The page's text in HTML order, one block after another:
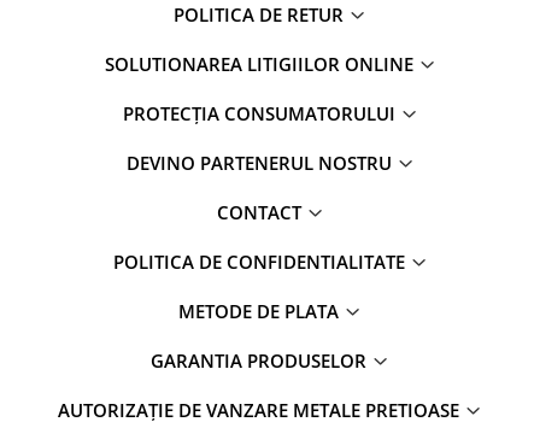
POLITICA DE RETUR
SOLUTIONAREA LITIGIILOR ONLINE
PROTECȚIA CONSUMATORULUI
DEVINO PARTENERUL NOSTRU
CONTACT
POLITICA DE CONFIDENTIALITATE
METODE DE PLATA
GARANTIA PRODUSELOR
AUTORIZAȚIE DE VANZARE METALE PRETIOASE